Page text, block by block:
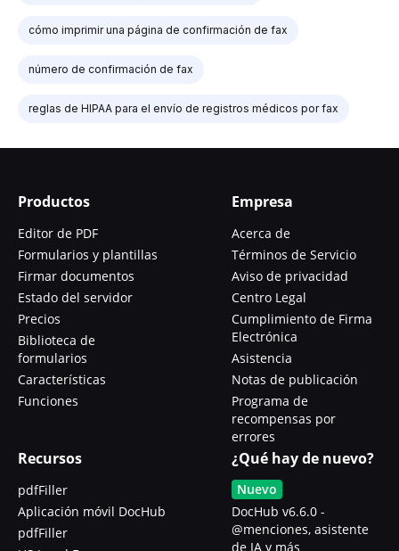
cómo imprimir una página de confirmación de fax
número de confirmación de fax
reglas de HIPAA para el envío de registros médicos por fax
Productos
Editor de PDF
Formularios y plantillas
Firmar documentos
Estado del servidor
Precios
Biblioteca de
formularios
Características
Funciones
Empresa
Acerca de
Términos de Servicio
Aviso de privacidad
Centro Legal
Cumplimiento de Firma
Electrónica
Asistencia
Notas de publicación
Programa de
recompensas por
errores
Recursos
pdfFiller
Aplicación móvil DocHub
pdfFiller
¿Qué hay de nuevo?
Nuevo
DocHub v6.6.0 -
@menciones, asistente
de IA y más